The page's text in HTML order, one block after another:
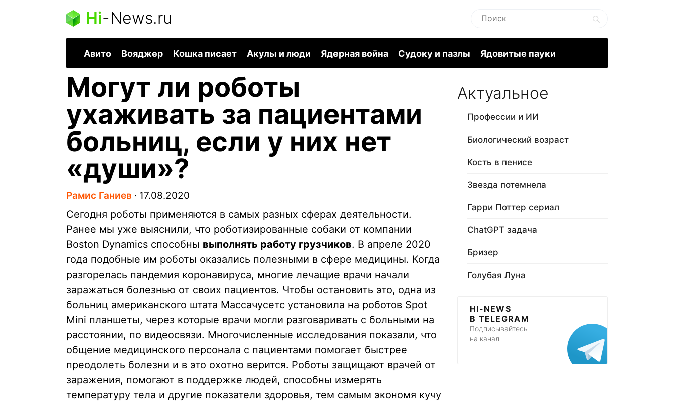
Hi-News.ru
Авито Вояджер Кошка писает Акулы и люди Ядерная война Судоку и пазлы Ядовитые пауки
Могут ли роботы
ухаживать за пациентами
больниц, если у них нет
«души»?
Рамис Ганиев ∙ 17.08.2020
Сегодня роботы применяются в самых разных сферах деятельности.
Ранее мы уже выяснили, что роботизированные собаки от компании
Boston Dynamics способны выполнять работу грузчиков. В апреле 2020
года подобные им роботы оказались полезными в сфере медицины. Когда
разгорелась пандемия коронавируса, многие лечащие врачи начали
заражаться болезнью от своих пациентов. Чтобы остановить это, одна из
больниц американского штата Массачусетс установила на роботов Spot
Mini планшеты, через которые врачи могли разговаривать с больными на
расстоянии, по видеосвязи. Многочисленные исследования показали, что
общение медицинского персонала с пациентами помогает быстрее
преодолеть болезни и в это охотно верится. Роботы защищают врачей от
заражения, помогают в поддержке людей, способны измерять
температуру тела и другие показатели здоровья, тем самым экономя кучу
Актуальное
Профессии и ИИ
Биологический возраст
Кость в пенисе
Звезда потемнела
Гарри Поттер сериал
ChatGPT задача
Бризер
Голубая Луна
HI-NEWS
В TELEGRAM
Подписывайтесь
на канал